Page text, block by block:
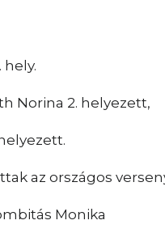
hely.
Norina 2. helyezett,
az országos
Monika